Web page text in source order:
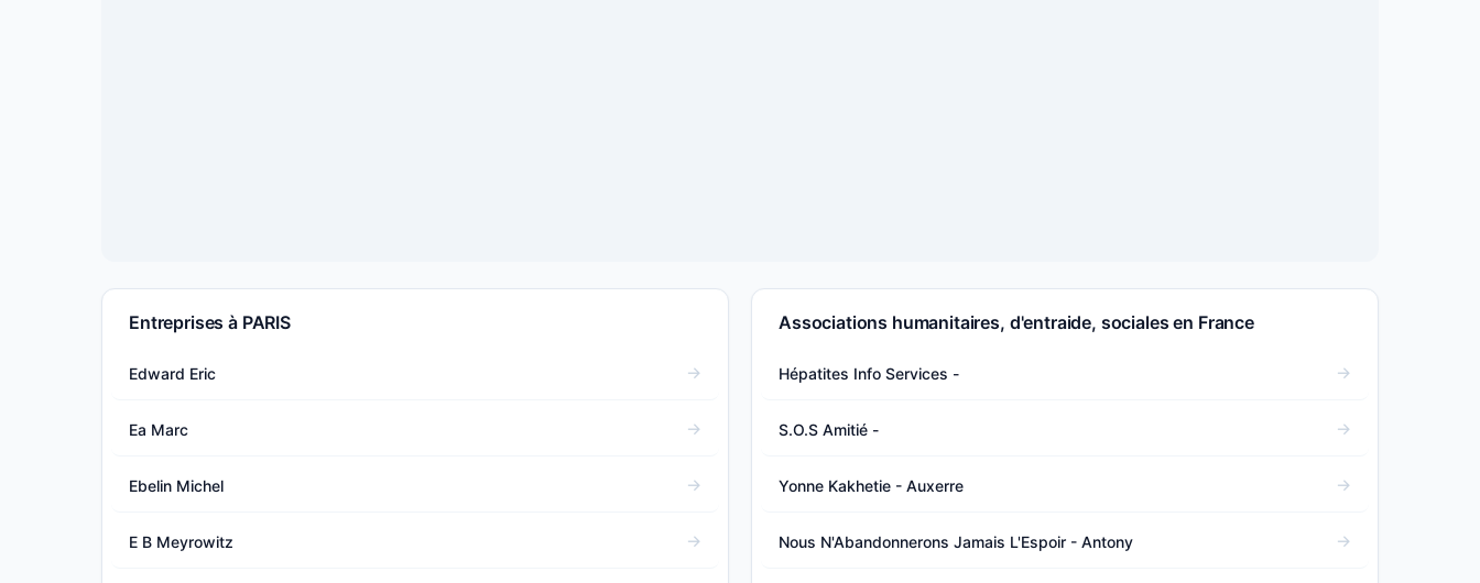
Entreprises à PARIS
Edward Eric
Ea Marc
Ebelin Michel
E B Meyrowitz
Associations humanitaires, d'entraide, sociales en France
Hépatites Info Services -
S.O.S Amitié -
Yonne Kakhetie - Auxerre
Nous N'Abandonnerons Jamais L'Espoir - Antony